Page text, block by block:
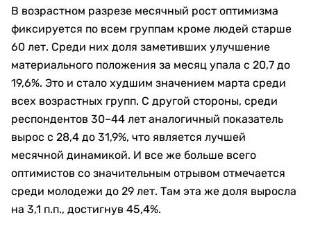
В возрастном разрезе месячный рост оптимизма
фиксируется по всем группам кроме людей старше
60 лет. Среди них доля заметивших улучшение
материального положения за месяц упала с 20,7 до
19,6%. Это и стало худшим значением марта среди
всех возрастных групп. С другой стороны, среди
респондентов 30–44 лет аналогичный показатель
вырос с 28,4 до 31,9%, что является лучшей
месячной динамикой. И все же больше всего
оптимистов со значительным отрывом отмечается
среди молодежи до 29 лет. Там эта же доля выросла
на 3,1 п.п., достигнув 45,4%.